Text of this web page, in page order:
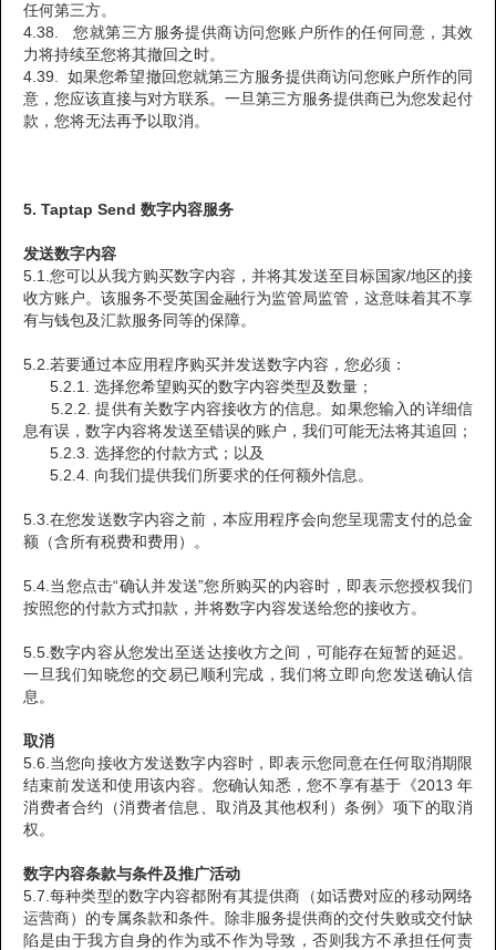
任何第三方。
4.38. 您就第三方服务提供商访问您账户所作的任何同意，其效
力将持续至您将其撤回之时。
4.39. 如果您希望撤回您就第三方服务提供商访问您账户所作的同
意，您应该直接与对方联系。一旦第三方服务提供商已为您发起付
款，您将无法再予以取消。
5. Taptap Send 数字内容服务
发送数字内容
5.1.您可以从我方购买数字内容，并将其发送至目标国家/地区的接
收方账户。该服务不受英国金融行为监管局监管，这意味着其不享
有与钱包及汇款服务同等的保障。
5.2.若要通过本应用程序购买并发送数字内容，您必须：
5.2.1. 选择您希望购买的数字内容类型及数量；
5.2.2. 提供有关数字内容接收方的信息。如果您输入的详细信
息有误，数字内容将发送至错误的账户，我们可能无法将其追回；
5.2.3. 选择您的付款方式；以及
5.2.4. 向我们提供我们所要求的任何额外信息。
5.3.在您发送数字内容之前，本应用程序会向您呈现需支付的总金
额（含所有税费和费用）。
5.4.当您点击“确认并发送”您所购买的内容时，即表示您授权我们
按照您的付款方式扣款，并将数字内容发送给您的接收方。
5.5.数字内容从您发出至送达接收方之间，可能存在短暂的延迟。
一旦我们知晓您的交易已顺利完成，我们将立即向您发送确认信
息。
取消
5.6.当您向接收方发送数字内容时，即表示您同意在任何取消期限
结束前发送和使用该内容。您确认知悉，您不享有基于《2013 年
消费者合约（消费者信息、取消及其他权利）条例》项下的取消
权。
数字内容条款与条件及推广活动
5.7.每种类型的数字内容都附有其提供商（如话费对应的移动网络
运营商）的专属条款和条件。除非服务提供商的交付失败或交付缺
陷是由于我方自身的作为或不作为导致，否则我方不承担任何责